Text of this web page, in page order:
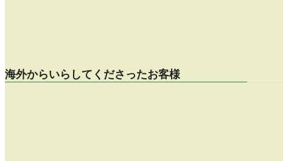
海外からいらしてくださったお客様